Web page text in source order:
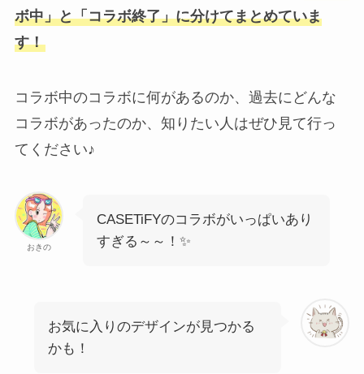
ボ中」と「コラボ終了」に分けてまとめていま
す！
コラボ中のコラボに何があるのか、過去にどんな
コラボがあったのか、知りたい人はぜひ見て行っ
てください♪
おきの
CASETiFYのコラボがいっぱいあり
すぎる～～！✨
お気に入りのデザインが見つかる
かも！